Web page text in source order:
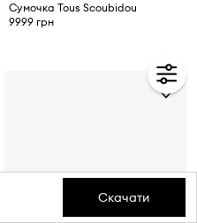
Сумочка Tous Scoubidou
9999 грн
Скачати